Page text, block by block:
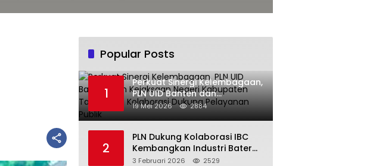
Popular Posts
1
Perkuat Sinergi Kelembagaan,
PLN UID Banten dan
Kejaksaan Negeri Kabupaten
Tangerang Kolaborasi
19 Mei 2026 2884
2
PLN Dukung Kolaborasi IBC
Kembangkan Industri Baterai
Terintegrasi, Investasi Capai
3 Februari 2026 2529